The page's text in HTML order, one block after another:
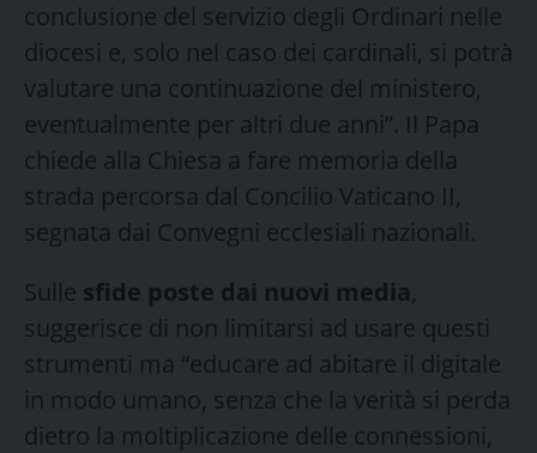
conclusione del servizio degli Ordinari nelle
diocesi e, solo nel caso dei cardinali, si potrà
valutare una continuazione del ministero,
eventualmente per altri due anni”. Il Papa
chiede alla Chiesa a fare memoria della
strada percorsa dal Concilio Vaticano II,
segnata dai Convegni ecclesiali nazionali.
Sulle sfide poste dai nuovi media,
suggerisce di non limitarsi ad usare questi
strumenti ma “educare ad abitare il digitale
in modo umano, senza che la verità si perda
dietro la moltiplicazione delle connessioni,